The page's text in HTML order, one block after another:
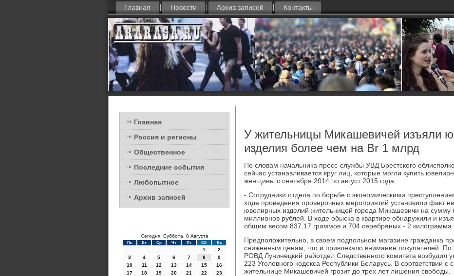
Главная Новости Архив записей Контакты
Главная
Россия и регионы
Общественное
Последние события
Любопытное
Архив записей
Сегодня: Суббота, 8 Августа
Пн Вт Ср Чт Пт Сб Вс
1
2
3
4 5 6 7 8
9
10
11 12 13 14 15
16
17
18 19 20 21 22
23
У жительницы Микашевичей изъяли
изделия более чем на Br 1 млрд
По словам начальника пресс-службы УВД Брестского
сейчас устанавливается круг лиц, которые могли купить
женщины с сентября 2014 по август 2015 года:
- Сотрудники отдела по борьбе с экономическими
ходе проведения проверочных мероприятий установили факт
ювелирных изделий жительницей города Микашевичи на
миллионов рублей. В ходе обыска в квартире обнаружили и
общим весом 837,17 граммов и 704 серебряных - 2 килограмма
Предположительно, в своем подпольном магазине гражданка
сниженным ценам, что и привлекало внимание покупателей.
РОВД Лунинецкий райотдел Следственного комитета возбудил
223 Уголовного кодекса Республики Беларусь. В соответствии с
жительнице Микашевичей грозит до трех лет лишения свободы.